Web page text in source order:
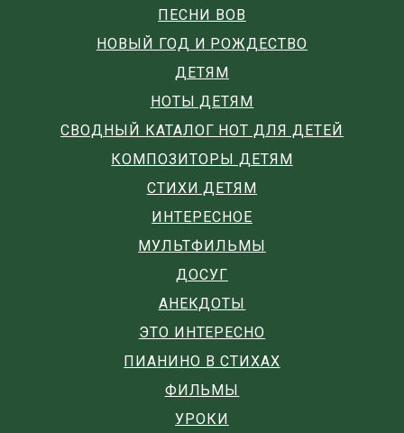
ПЕСНИ ВОВ
НОВЫЙ ГОД И РОЖДЕСТВО
ДЕТЯМ
НОТЫ ДЕТЯМ
СВОДНЫЙ КАТАЛОГ НОТ ДЛЯ ДЕТЕЙ
КОМПОЗИТОРЫ ДЕТЯМ
СТИХИ ДЕТЯМ
ИНТЕРЕСНОЕ
МУЛЬТФИЛЬМЫ
ДОСУГ
АНЕКДОТЫ
ЭТО ИНТЕРЕСНО
ПИАНИНО В СТИХАХ
ФИЛЬМЫ
УРОКИ